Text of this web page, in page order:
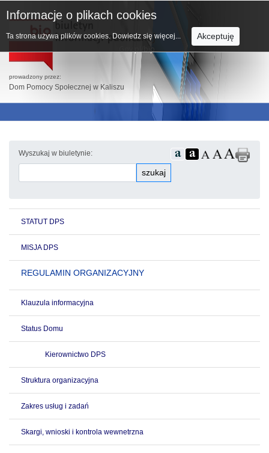
prowadzony przez:
Dom Pomocy Społecznej w Kaliszu
Wyszukaj w biuletynie:
szukaj
STATUT DPS
MISJA DPS
REGULAMIN ORGANIZACYJNY
Klauzula informacyjna
Status Domu
Kierownictwo DPS
Struktura organizacyjna
Zakres usług i zadań
Skargi, wnioski i kontrola wewnetrzna
Informacje o plikach cookies
Ta strona używa plików cookies. Dowiedz się więcej... Akceptuję